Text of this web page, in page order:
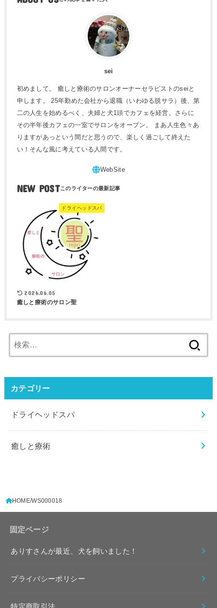
sei
初めまして。 癒しと療術のサロンオーナーセラピストのseiと
申します。 25年勤めた会社から退職（いわゆる脱サラ）後、第
二の人生を始めるべく、夫婦と犬1頭でカフェを経営。さらに
その半年後カフェの一室でサロンをオープン。 まあ人生色々あ
りますがあっという間だと思うので、楽しく過ごして終えた
い！そんな風に考えている人間です。
NEW POST
ドライヘッドスパ
2026.06.05
癒しと療術のサロン聖
索:
カテゴリー
ドライヘッドスパ
癒しと療術
HOME WS000018
固定ページ
ありすさんが最近、犬を飼いました！
プライバシーポリシー